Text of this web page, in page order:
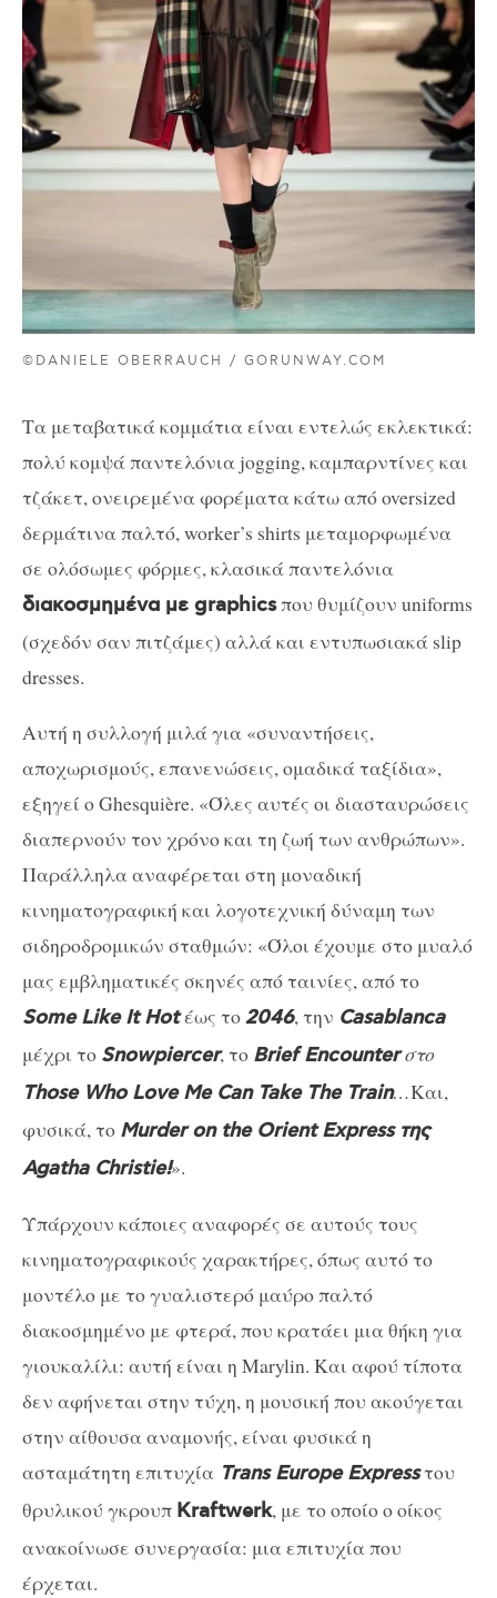
©DANIELE OBERRAUCH / GORUNWAY.COM
Τα μεταβατικά κομμάτια είναι εντελώς εκλεκτικά:
πολύ κομψά παντελόνια jogging, καμπαρντίνες και
τζάκετ, ονειρεμένα φορέματα κάτω από oversized
δερμάτινα παλτό, worker’s shirts μεταμορφωμένα
σε ολόσωμες φόρμες, κλασικά παντελόνια
διακοσμημένα με graphicsπου θυμίζουν uniforms
(σχεδόν σαν πιτζάμες) αλλά και εντυπωσιακά slip
dresses.
Αυτή η συλλογή μιλά για «συναντήσεις,
αποχωρισμούς, επανενώσεις, ομαδικά ταξίδια»,
εξηγεί ο Ghesquière. «Όλες αυτές οι διασταυρώσεις
διαπερνούν τον χρόνο και τη ζωή των ανθρώπων».
Παράλληλα αναφέρεται στη μοναδική
κινηματογραφική και λογοτεχνική δύναμη των
σιδηροδρομικών σταθμών: «Όλοι έχουμε στο μυαλό
μας εμβληματικές σκηνές από ταινίες, από το
Some Like It Hot έως το2046, την Casablanca
μέχρι το Snowpiercer, το Brief Encounterστο
Those Who Love Me Can Take The Train…Και,
φυσικά, το Murder on the Orient Express της
Agatha Christie!».
Υπάρχουν κάποιες αναφορές σε αυτούς τους
κινηματογραφικούς χαρακτήρες, όπως αυτό το
μοντέλο με το γυαλιστερό μαύρο παλτό
διακοσμημένο με φτερά, που κρατάει μια θήκη για
γιουκαλίλι: αυτή είναι η Marylin. Και αφού τίποτα
δεν αφήνεται στην τύχη, η μουσική που ακούγεται
στην αίθουσα αναμονής, είναι φυσικά η
ασταμάτητη επιτυχία Trans Europe Expressτου
θρυλικού γκρουπ Kraftwerk, με το οποίο ο οίκος
ανακοίνωσε συνεργασία: μια επιτυχία που
έρχεται.